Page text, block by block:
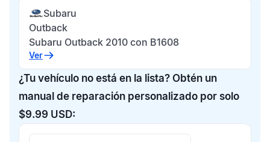
Subaru
Outback
Subaru Outback 2010 con B1608
Ver
¿Tu vehículo no está en la lista? Obtén un
manual de reparación personalizado por solo
$9.99 USD: